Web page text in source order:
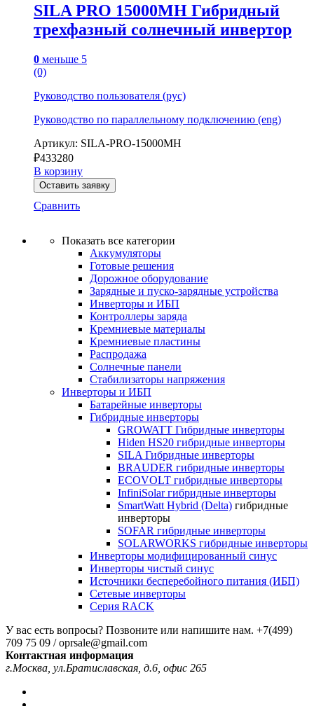
SILA PRO 15000MH Гибридный
трехфазный солнечный инвертор
0 меньше 5
(0)
Руководство пользователя (рус)
Руководство по параллельному подключению (eng)
Артикул: SILA-PRO-15000MH
₽433280
В корзину
Оставить заявку
Сравнить
Показать все категории
Аккумуляторы
Готовые решения
Дорожное оборудование
Зарядные и пуско-зарядные устройства
Инверторы и ИБП
Контроллеры заряда
Кремниевые материалы
Кремниевые пластины
Распродажа
Солнечные панели
Стабилизаторы напряжения
Инверторы и ИБП
Батарейные инверторы
Гибридные инверторы
GROWATT Гибридные инверторы
Hiden HS20 гибридные инверторы
SILA Гибридные инверторы
BRAUDER гибридные инверторы
ECOVOLT гибридные инверторы
InfiniSolar гибридные инверторы
SmartWatt Hybrid (Delta) гибридные
инверторы
SOFAR гибридные инверторы
SOLARWORKS гибридные инверторы
Инверторы модифицированный синус
Инверторы чистый синус
Источники бесперебойного питания (ИБП)
Сетевые инверторы
Серия RACK
У вас есть вопросы? Позвоните или напишите нам. +7(499)
709 75 09 / oprsale@gmail.com
Контактная информация
г.Москва, ул.Братиславская, д.6, офис 265